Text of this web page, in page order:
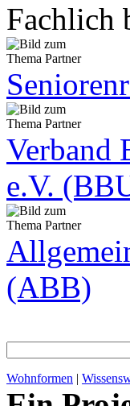
Fachlich
Verband
e.V.
(ABB)
Wohnformen |